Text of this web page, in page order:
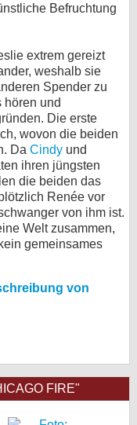
Befruchtung
extrem gereizt
weshalb sie
Spender zu
und
Die erste
wovon die beiden
Da Cindy und
ihren jüngsten
die beiden das
Renée vor
von ihm ist.
Welt zusammen,
gemeinsames
von
FIRE"